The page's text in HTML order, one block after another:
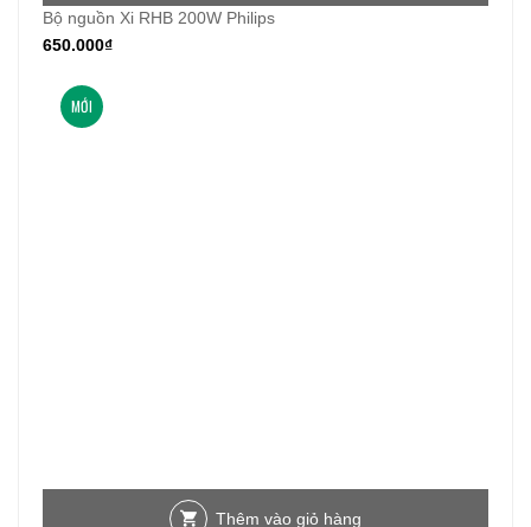
Bộ nguồn Xi RHB 200W Philips
650.000₫
MỚI
Thêm vào giỏ hàng